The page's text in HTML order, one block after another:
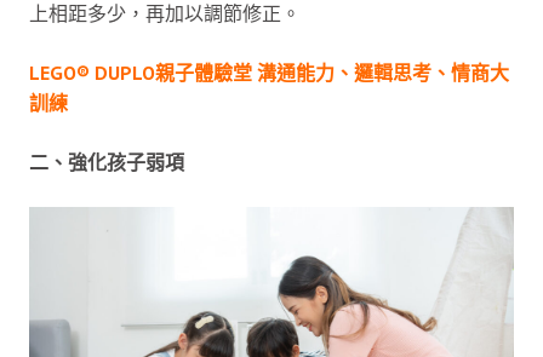
上相距多少，再加以調節修正。
LEGO® DUPLO親子體驗堂 溝通能力、邏輯思考、情商大
訓練
二、強化孩子弱項